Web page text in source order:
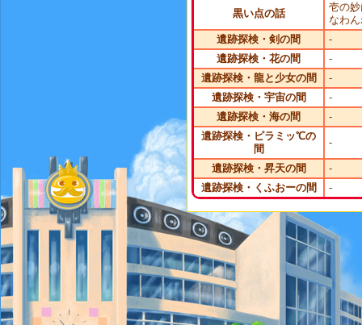
黒い点の話
壱の
なわ
遺跡探検・剣の間
-
遺跡探検・花の間
-
遺跡探検・龍と少女の間
-
遺跡探検・宇宙の間
-
遺跡探検・海の間
-
遺跡探検・ピラミッ℃の
間
-
遺跡探検・昇天の間
-
遺跡探検・くふおーの間
-